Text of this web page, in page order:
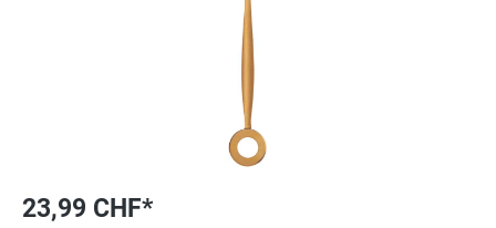
23,99 CHF*